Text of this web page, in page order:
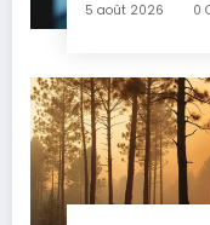
5 août 2026 0